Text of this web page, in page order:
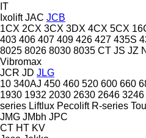
IT
Ixolift JAC JCB
1CX 2CX 3CX 3DX 4CX 5CX
403 406 407 409 426 427 435S
8025 8026 8030 8035 CT JS JZ
Vibromax
JCR JD JLG
10 340AJ 450 460 520 600 660
1930 1932 2030 2630 2646 3246
series Liftlux Pecolift R-series
JMG JMbh JPC
CT HT KV